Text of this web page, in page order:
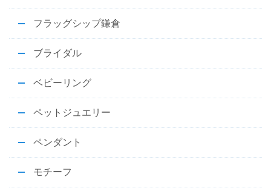
フラッグシップ鎌倉
ブライダル
ベビーリング
ペットジュエリー
ペンダント
モチーフ